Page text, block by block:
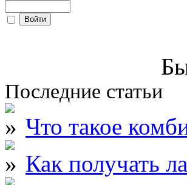
Последние статьи
Что такое
Как получать